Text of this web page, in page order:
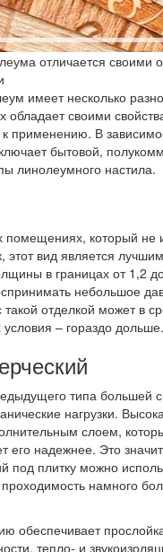
отличается своими
имеет несколько
обладает своими
применению. В
бытовой,
линолеумного настила.
который не
этот вид является
в границах от 1,2
небольшое
такой отделкой может в
– гораздо дольше.
типа большей
нагрузки.
слоем,
его надежнее. Это
под плитку можно
намного
обеспечивает
тепло- и